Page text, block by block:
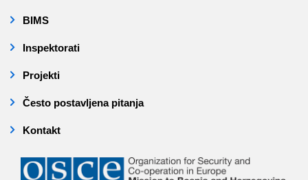
BIMS
Inspektorati
Projekti
Često postavljena pitanja
Kontakt